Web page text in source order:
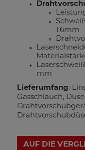
1,6mm
mm
Lieferumfang:
Gasschlauch,
AUF DIE